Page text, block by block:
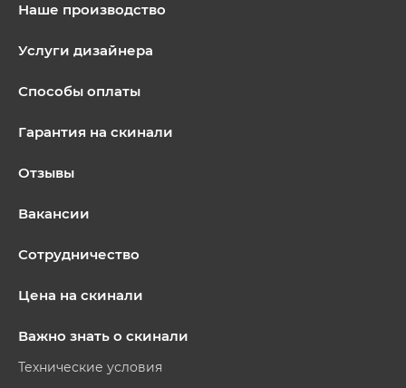
Наше производство
Услуги дизайнера
Способы оплаты
Гарантия на скинали
Отзывы
Вакансии
Сотрудничество
Цена на скинали
Важно знать о скинали
Технические условия